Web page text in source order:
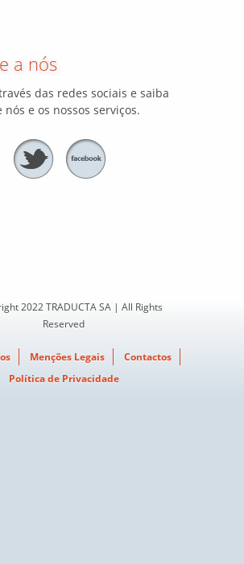
a nós
das redes sociais e saiba
nós e os nossos serviços.
2022 TRADUCTA SA | All Rights
Reserved
Menções Legais
Contactos
Política de Privacidade